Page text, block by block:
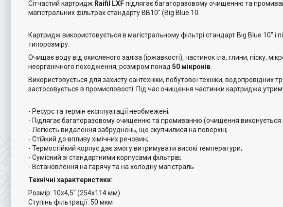
Сітчастий картридж Raifil LXFпідлягає багаторазовому очищенню та
магістральних фільтрах стандарту BB10" (Big Blue 10.
Картридж використовується в магістральному фільтрі стандарт Big Blue 10" і
типорозміру.
Очищає воду від окисленого заліза (іржавкості), частинок іла, глини, піску,
неорганічного походження, розміром понад 50 мікронів
Використовується для захисту сантехніки, побутової техніки,
застосовується в промисловості. Під час очищення частинки картриджа
- Ресурс та термін експлуатації необмежені;
- Підлягає багаторазовому очищенню та промиванню (очищення виконується
- Легкість видалення забруднень, що скупчилися на поверхні;
- Стійкий до впливу хімічних речовин;
- Термостійкий корпус дає змогу витримувати високі температури;
- Сумісний зі стандартними корпусами фільтрів;
- Встановлення на гарячу та на холодну магістраль
Технічні характеристики:
Розмір: 10х4,5" (254х114 мм)
Ступінь фільтрації: 50 мкм